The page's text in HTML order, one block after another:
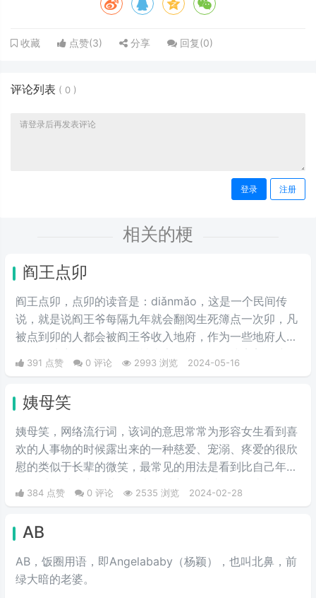
收藏 点赞(3) 分享 回复(0)
评论列表 ( 0 )
登录 注册
相关的梗
阎王点卯
阎王点卯，点卯的读音是：diǎnmǎo，这是一个民间传
说，就是说阎王爷每隔九年就会翻阅生死簿点一次卯，凡
被点到卯的人都会被阎王爷收入地府，作为一些地府人
员。在地府报道上，最近被大家用视频的形式完美的演绎
了出来。
391 点赞 0 评论 2993 浏览 2024-05-16
姨母笑
姨母笑，网络流行词，该词的意思常常为形容女生看到喜
欢的人事物的时候露出来的一种慈爱、宠溺、疼爱的很欣
慰的类似于长辈的微笑，最常见的用法是看到比自己年轻
的男爱豆时露出的花痴笑来，对方很可爱很招人喜欢。简
单说来就是当花痴女‌‌‌‌‌‌生看到小鲜肉爱豆时露出的贪婪宠
年长。
384 点赞 0 评论 2535 浏览 2024-02-28
AB
AB，饭圈用语，即Angelababy（杨颖），也叫北鼻，前
绿大暗的老婆。​